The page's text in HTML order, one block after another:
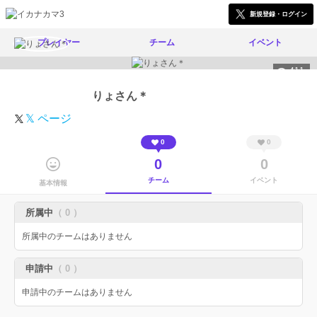
新規登録・ログイン
プレイヤー チーム イベント
411
りょさん＊
𝕏 ページ
基本情報
0
0
チーム
0
0
イベント
所属中 （ 0 ）
所属中のチームはありません
申請中 （ 0 ）
申請中のチームはありません